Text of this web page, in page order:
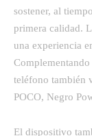
sostener, al
primera calidad.
una experiencia
teléfono también
POCO, Negro
El dispositivo